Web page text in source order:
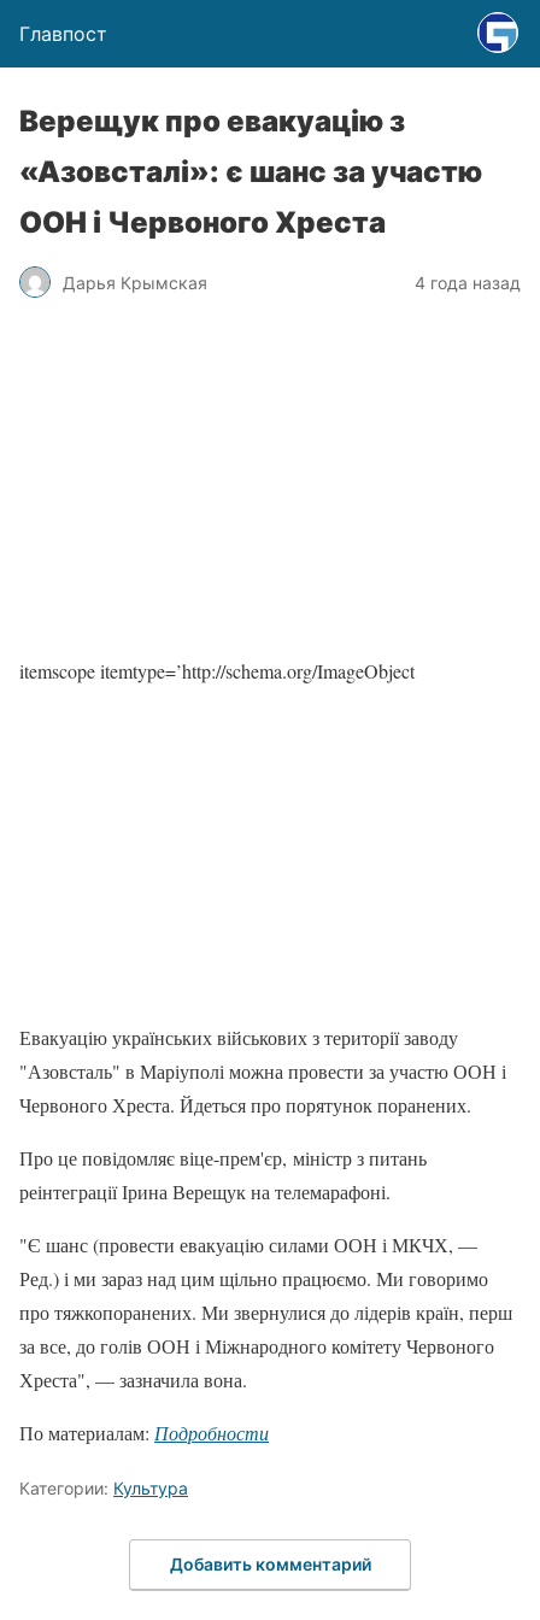
Главпост
Верещук про евакуацію з
«Азовсталі»: є шанс за участю
ООН і Червоного Хреста
Дарья Крымская 4 года назад
itemscope itemtype=’http://schema.org/ImageObject
Евакуацію українських військових з території заводу
"Азовсталь" в Маріуполі можна провести за участю ООН і
Червоного Хреста. Йдеться про порятунок поранених.
Про це повідомляє віце-прем'єр, міністр з питань
реінтеграції Ірина Верещук на телемарафоні.
"Є шанс (провести евакуацію силами ООН і МКЧХ, —
Ред.) і ми зараз над цим щільно працюємо. Ми говоримо
про тяжкопоранених. Ми звернулися до лідерів країн, перш
за все, до голів ООН і Міжнародного комітету Червоного
Хреста", — зазначила вона.
По материалам: Подробности
Категории: Культура
Добавить комментарий